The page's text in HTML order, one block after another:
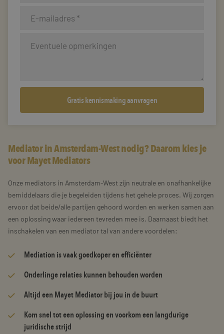
Mediator in Amsterdam-West nodig? Daarom kies je
voor Mayet Mediators
Onze mediators in Amsterdam-West zijn neutrale en onafhankelijke
bemiddelaars die je begeleiden tijdens het gehele proces. Wij zorgen
ervoor dat beide/alle partijen gehoord worden en werken samen aan
een oplossing waar iedereen tevreden mee is. Daarnaast biedt het
inschakelen van een mediator tal van andere voordelen:
Mediation is vaak goedkoper en efficiënter
Onderlinge relaties kunnen behouden worden
Altijd een Mayet Mediator bij jou in de buurt
Kom snel tot een oplossing en voorkom een langdurige
juridische strijd